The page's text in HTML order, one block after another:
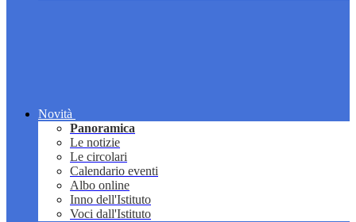
Novità
Panoramica
Le notizie
Le circolari
Calendario eventi
Albo online
Inno dell'Istituto
Voci dall'Istituto